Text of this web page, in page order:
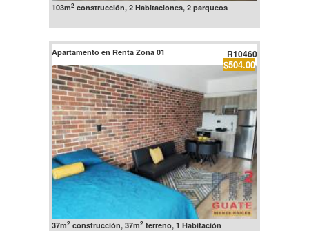
103m2construcción, 2 Habitaciones, 2 parqueos
Apartamento en Renta Zona 01 R10460
$504.00
37m2construcción, 37m2terreno, 1 Habitación